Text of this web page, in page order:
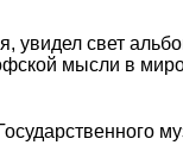
увидел свет
мысли в